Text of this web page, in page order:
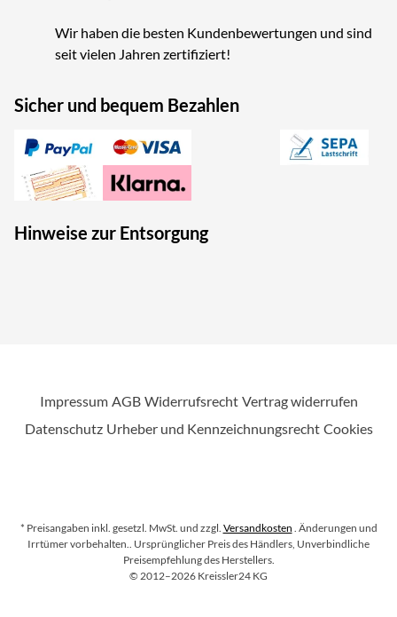
Wir haben die besten Kundenbewertungen und sind
seit vielen Jahren zertifiziert!
Sicher und bequem Bezahlen
Hinweise zur Entsorgung
Impressum AGB Widerrufsrecht Vertrag widerrufen
Datenschutz Urheber und Kennzeichnungsrecht Cookies
* Preisangaben inkl. gesetzl. MwSt. und zzgl. Versandkosten . Änderungen und
Irrtümer vorbehalten.. Ursprünglicher Preis des Händlers, Unverbindliche
Preisempfehlung des Herstellers.
© Copyright
2012–2026 Kreissler24 KG